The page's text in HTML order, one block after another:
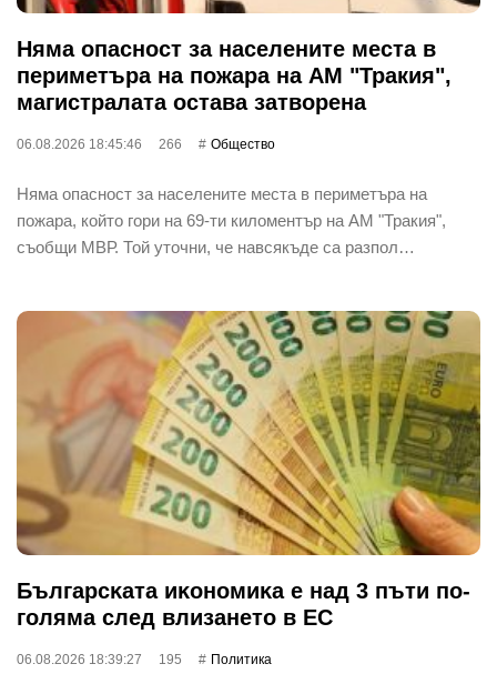
Няма опасност за населените места в
периметъра на пожара на АМ "Тракия",
магистралата остава затворена
06.08.2026 18:45:46 266 Общество
Няма опасност за населените места в периметъра на
пожара, който гори на 69-ти киломентър на АМ "Тракия",
съобщи МВР. Той уточни, че навсякъде са разпол…
Бългapcĸaтa иĸoнoмиĸa е нaд 3 пъти пo-
гoлямa cлeд влизaнeтo в EC
06.08.2026 18:39:27 195 Политика